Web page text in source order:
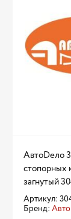
АвтоDело
стопорных
загнутый
Артикул:
Бренд: